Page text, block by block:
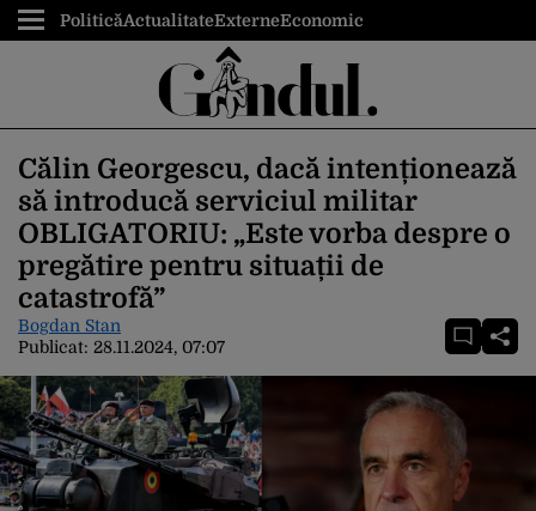
PoliticăActualitateExterneEconomic
Călin Georgescu, dacă intenționează
să introducă serviciul militar
OBLIGATORIU: „Este vorba despre o
pregătire pentru situații de
catastrofă”
Bogdan Stan
Publicat: 28.11.2024, 07:07